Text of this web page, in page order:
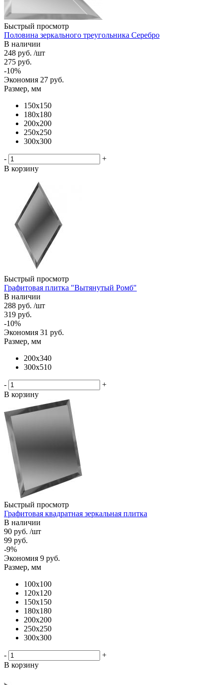
Быстрый просмотр
Половина зеркального треугольника Серебро
В наличии
248 руб. /шт
275 руб.
-10%
Экономия 27 руб.
Размер, мм
150х150
180х180
200х200
250х250
300х300
-
+
В корзину
Быстрый просмотр
Графитовая плитка "Вытянутый Ромб"
В наличии
288 руб. /шт
319 руб.
-10%
Экономия 31 руб.
Размер, мм
200х340
300х510
-
+
В корзину
Быстрый просмотр
Графитовая квадратная зеркальная плитка
В наличии
90 руб. /шт
99 руб.
-9%
Экономия 9 руб.
Размер, мм
100х100
120х120
150х150
180х180
200х200
250х250
300х300
-
+
В корзину